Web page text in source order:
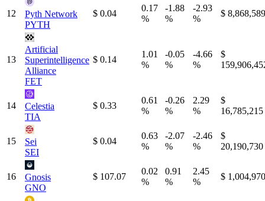
12
Pyth Network
PYTH
$ 0.04
0.17
%
-1.88
%
-2.93
%
$ 8,868,589
13
Artificial
Superintelligence
Alliance
FET
$ 0.14
1.01
%
-0.05
%
-4.66
%
$
14
Celestia
TIA
$ 0.33
0.61
%
-0.26
%
2.29
%
$
16,785,215
15
Sei
SEI
$ 0.04
0.63
%
-2.07
%
-2.46
%
$
20,190,730
16
Gnosis
GNO
$ 107.07
0.02
%
0.91
%
2.45
%
$ 1,004,970